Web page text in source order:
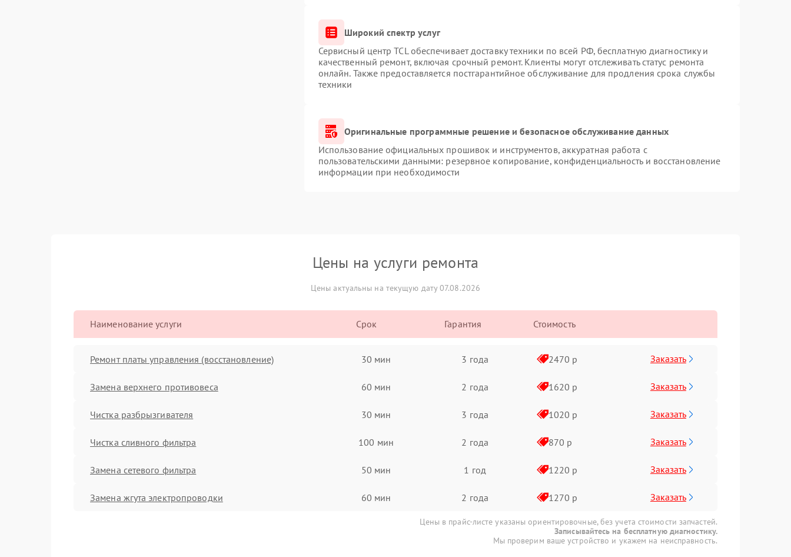
Широкий спектр услуг
Сервисный центр TCL обеспечивает доставку техники по всей РФ, бесплатную диагностику и
качественный ремонт, включая срочный ремонт. Клиенты могут отслеживать статус ремонта
онлайн. Также предоставляется постгарантийное обслуживание для продления срока службы
техники
Оригинальные программные решение и безопасное обслуживание данных
Использование официальных прошивок и инструментов, аккуратная работа с
пользовательскими данными: резервное копирование, конфиденциальность и восстановление
информации при необходимости
Цены на услуги ремонта
Цены актуальны на текущую дату 07.08.2026
Наименование услуги Срок Гарантия Стоимость
Ремонт платы управления (восстановление) 30 мин 3 года 2470 р Заказать
Замена верхнего противовеса 60 мин 2 года 1620 р Заказать
Чистка разбрызгивателя 30 мин 3 года 1020 р Заказать
Чистка сливного фильтра 100 мин 2 года 870 р Заказать
Замена сетевого фильтра 50 мин 1 год 1220 р Заказать
Замена жгута электропроводки 60 мин 2 года 1270 р Заказать
Цены в прайс-листе указаны ориентировочные, без учета стоимости запчастей.
Записывайтесь на бесплатную диагностику.
Мы проверим ваше устройство и укажем на неисправность.